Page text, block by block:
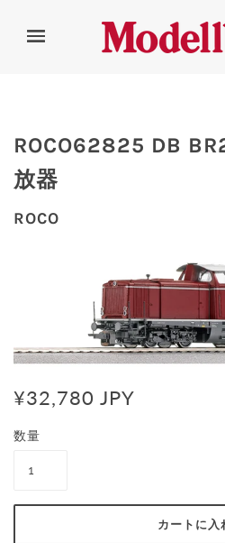
ROCO62825 DB
放器
ROCO
¥32,780 JPY
数量